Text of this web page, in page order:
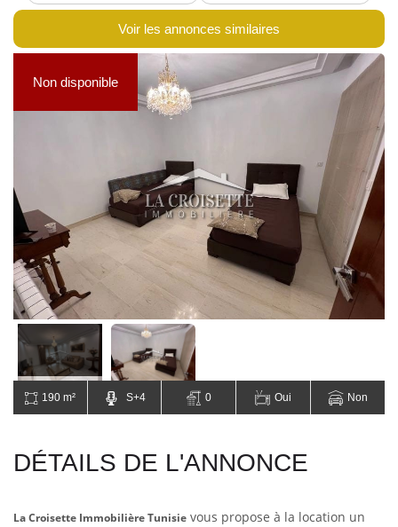
Voir les annonces similaires
Non disponible
190 m² S+4 0 Oui Non
DÉTAILS DE L'ANNONCE
La Croisette Immobilière Tunisie vous propose à la location un